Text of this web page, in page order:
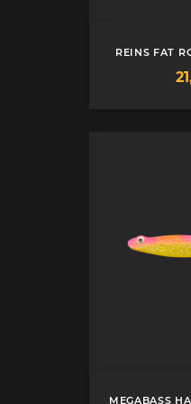
REINS FAT
MEGABASS